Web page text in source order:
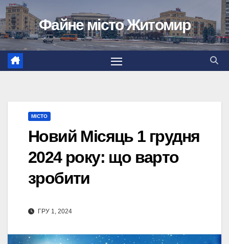
Перейти
до
вмісту
Файне місто Житомир
МІСТО
Новий Місяць 1 грудня
2024 року: що варто
зробити
ГРУ 1, 2024